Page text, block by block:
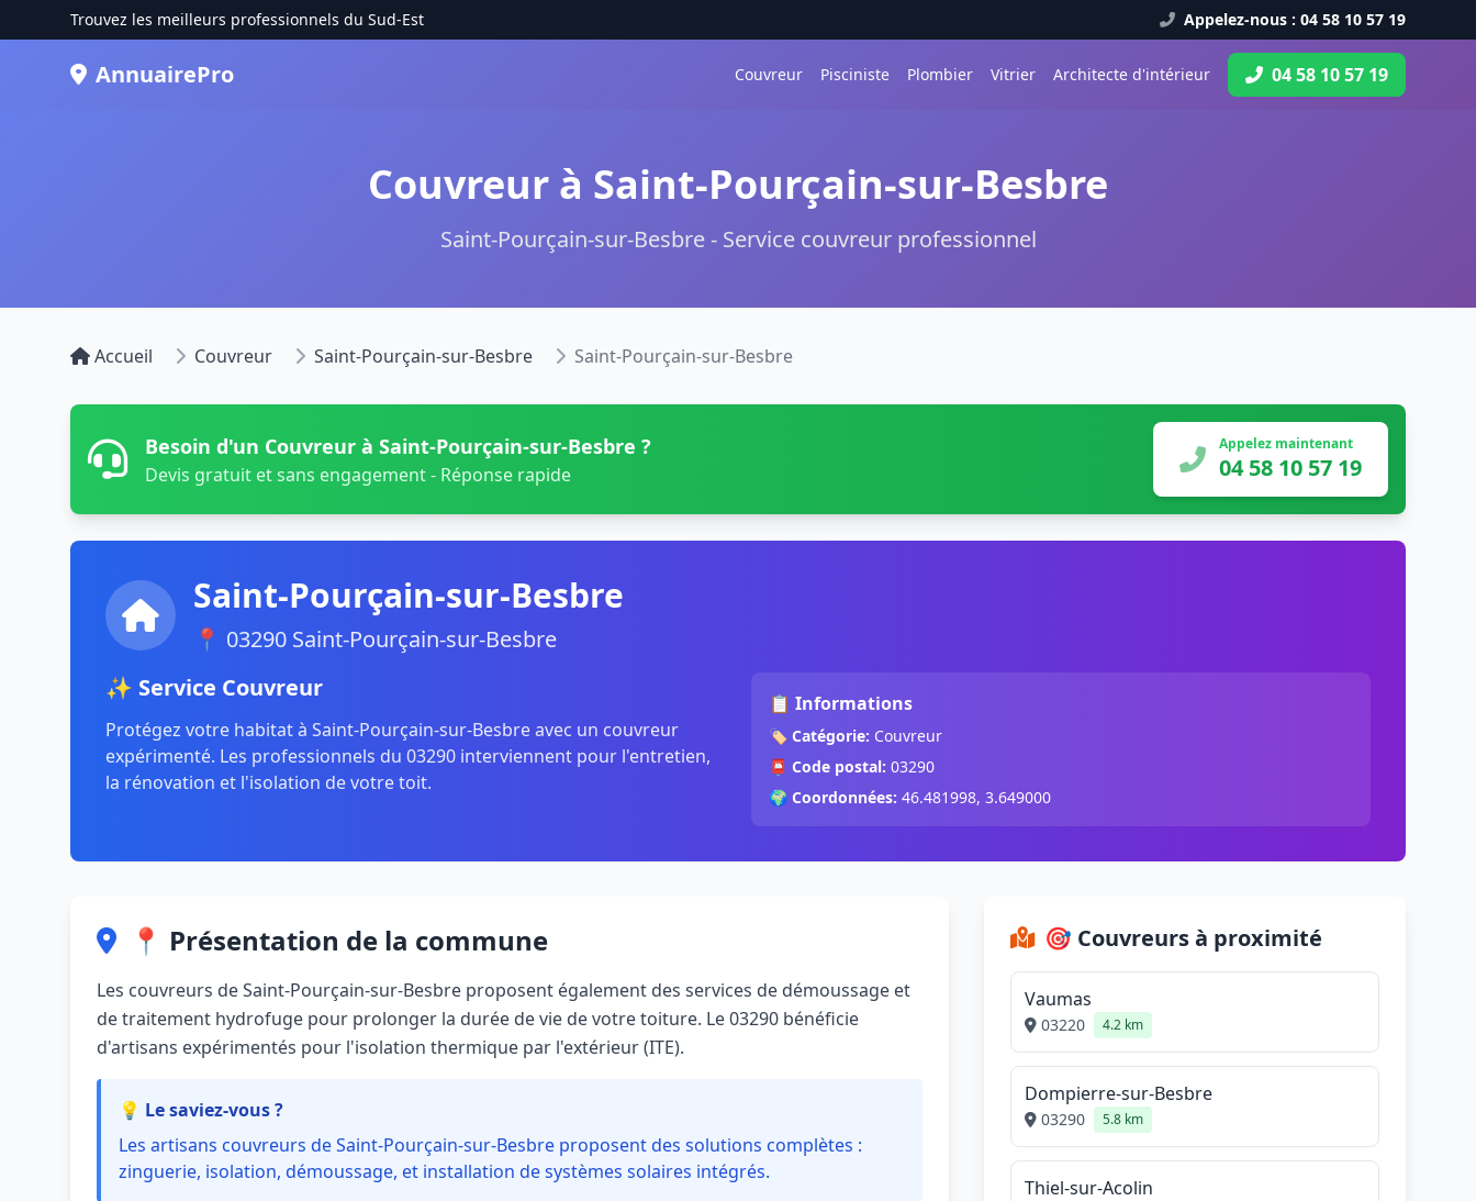
Trouvez les meilleurs professionnels du Sud-Est Appelez-nous : 04 58 10 57 19
AnnuairePro Couvreur Pisciniste Plombier Vitrier Architecte d'intérieur 04 58 10 57 19
Couvreur à Saint-Pourçain-sur-Besbre
Saint-Pourçain-sur-Besbre - Service couvreur professionnel
Accueil Couvreur Saint-Pourçain-sur-Besbre Saint-Pourçain-sur-Besbre
Besoin d'un Couvreur à Saint-Pourçain-sur-Besbre ?
Devis gratuit et sans engagement - Réponse rapide
Appelez maintenant
04 58 10 57 19
Saint-Pourçain-sur-Besbre
📍 03290 Saint-Pourçain-sur-Besbre
✨ Service Couvreur
Protégez votre habitat à Saint-Pourçain-sur-Besbre avec un couvreur
expérimenté. Les professionnels du 03290 interviennent pour l'entretien,
la rénovation et l'isolation de votre toit.
📋 Informations
🏷️ Catégorie: Couvreur
📮 Code postal: 03290
🌍 Coordonnées: 46.481998, 3.649000
📍 Présentation de la commune
Les couvreurs de Saint-Pourçain-sur-Besbre proposent également des services de démoussage et
de traitement hydrofuge pour prolonger la durée de vie de votre toiture. Le 03290 bénéficie
d'artisans expérimentés pour l'isolation thermique par l'extérieur (ITE).
💡 Le saviez-vous ?
Les artisans couvreurs de Saint-Pourçain-sur-Besbre proposent des solutions complètes :
zinguerie, isolation, démoussage, et installation de systèmes solaires intégrés.
🎯 Couvreurs à proximité
Vaumas
03220 4.2 km
Dompierre-sur-Besbre
03290 5.8 km
Thiel-sur-Acolin